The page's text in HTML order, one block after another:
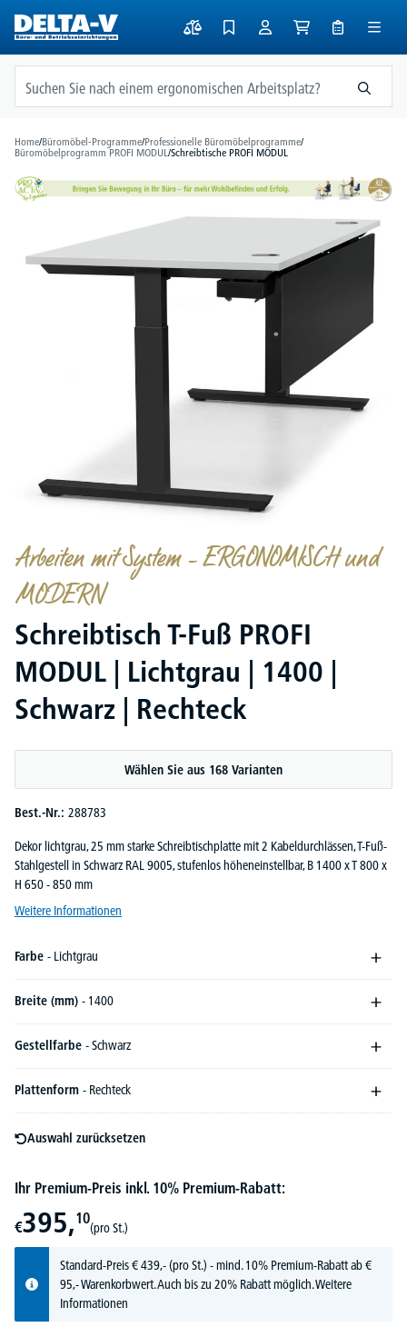
springen
Home/Büromöbel-Programme/Professionelle Büromöbelprogramme/
Büromöbelprogramm PROFI MODUL/Schreibtische PROFI MODUL
Arbeiten mit System – ERGONOMISCH und
MODERN
Schreibtisch T-Fuß PROFI
MODUL | Lichtgrau | 1400 |
Schwarz | Rechteck
Wählen Sie aus 168 Varianten
Best.-Nr.: 288783
Dekor lichtgrau, 25 mm starke Schreibtischplatte mit 2 Kabeldurchlässen, T-Fuß-
Stahlgestell in Schwarz RAL 9005, stufenlos höheneinstellbar, B 1400 x T 800 x
H 650 - 850 mm
Weitere Informationen
Farbe - Lichtgrau
Breite (mm) - 1400
Gestellfarbe - Schwarz
Plattenform - Rechteck
Auswahl zurücksetzen
Ihr Premium-Preis inkl. 10% Premium-Rabatt:
€395,10
(pro St.)
Standard-Preis€439,-(pro St.) - mind. 10% Premium-Rabatt ab €
95,- Warenkorbwert. Auch bis zu 20% Rabatt möglich.Weitere
Informationen